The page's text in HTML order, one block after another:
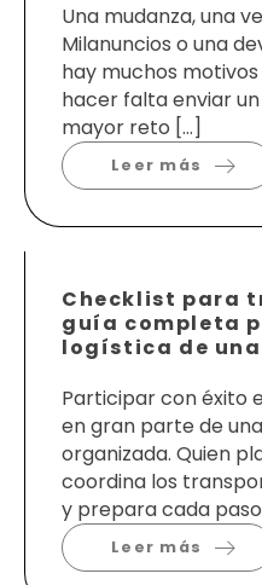
Una mudanza, una
Milanuncios o una
hay muchos
hacer falta enviar
mayor reto […]
Leer más
Checklist para
guía completa
logística de
Participar con éxito
en gran parte de
organizada. Quien
coordina los
y prepara cada
Leer más